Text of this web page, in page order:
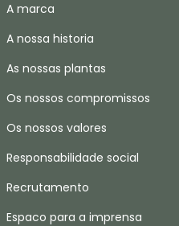
A marca
A nossa historia
As nossas plantas
Os nossos compromissos
Os nossos valores
Responsabilidade social
Recrutamento
Espaco para a imprensa